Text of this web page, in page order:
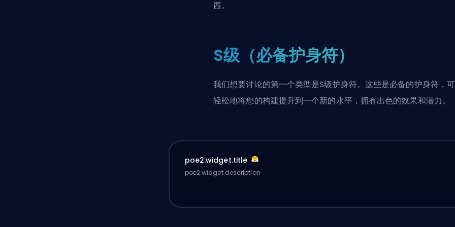
西。
S级（必备护身符）
我们想要讨论的第一个类型是S级护身符。这些是必备的护身符，
轻松地将您的构建提升到一个新的水平，拥有出色的效果和潜力。
poe2.widget.title
poe2.widget.description